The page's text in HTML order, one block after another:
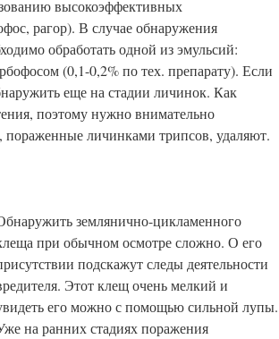
высокоэффективных
рагор). В случае обнаружения
обработать одной из эмульсий:
(0,1-0,2% по тех. препарату). Если
еще на стадии личинок. Как
поэтому нужно внимательно
личинками трипсов, удаляют.
землянично-цикламенного
при обычном осмотре сложно. О его
подскажут следы деятельности
Этот клещ очень мелкий и
его можно с помощью сильной лупы.
на ранних стадиях поражения